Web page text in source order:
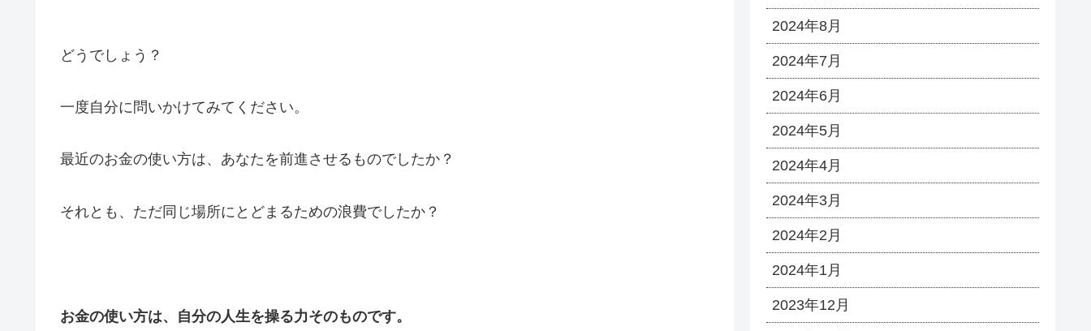
どうでしょう？
一度自分に問いかけてみてください。
最近のお金の使い方は、あなたを前進させるものでしたか？
それとも、ただ同じ場所にとどまるための浪費でしたか？
お金の使い方は、自分の人生を操る力そのものです。
2024年8月
2024年7月
2024年6月
2024年5月
2024年4月
2024年3月
2024年2月
2024年1月
2023年12月